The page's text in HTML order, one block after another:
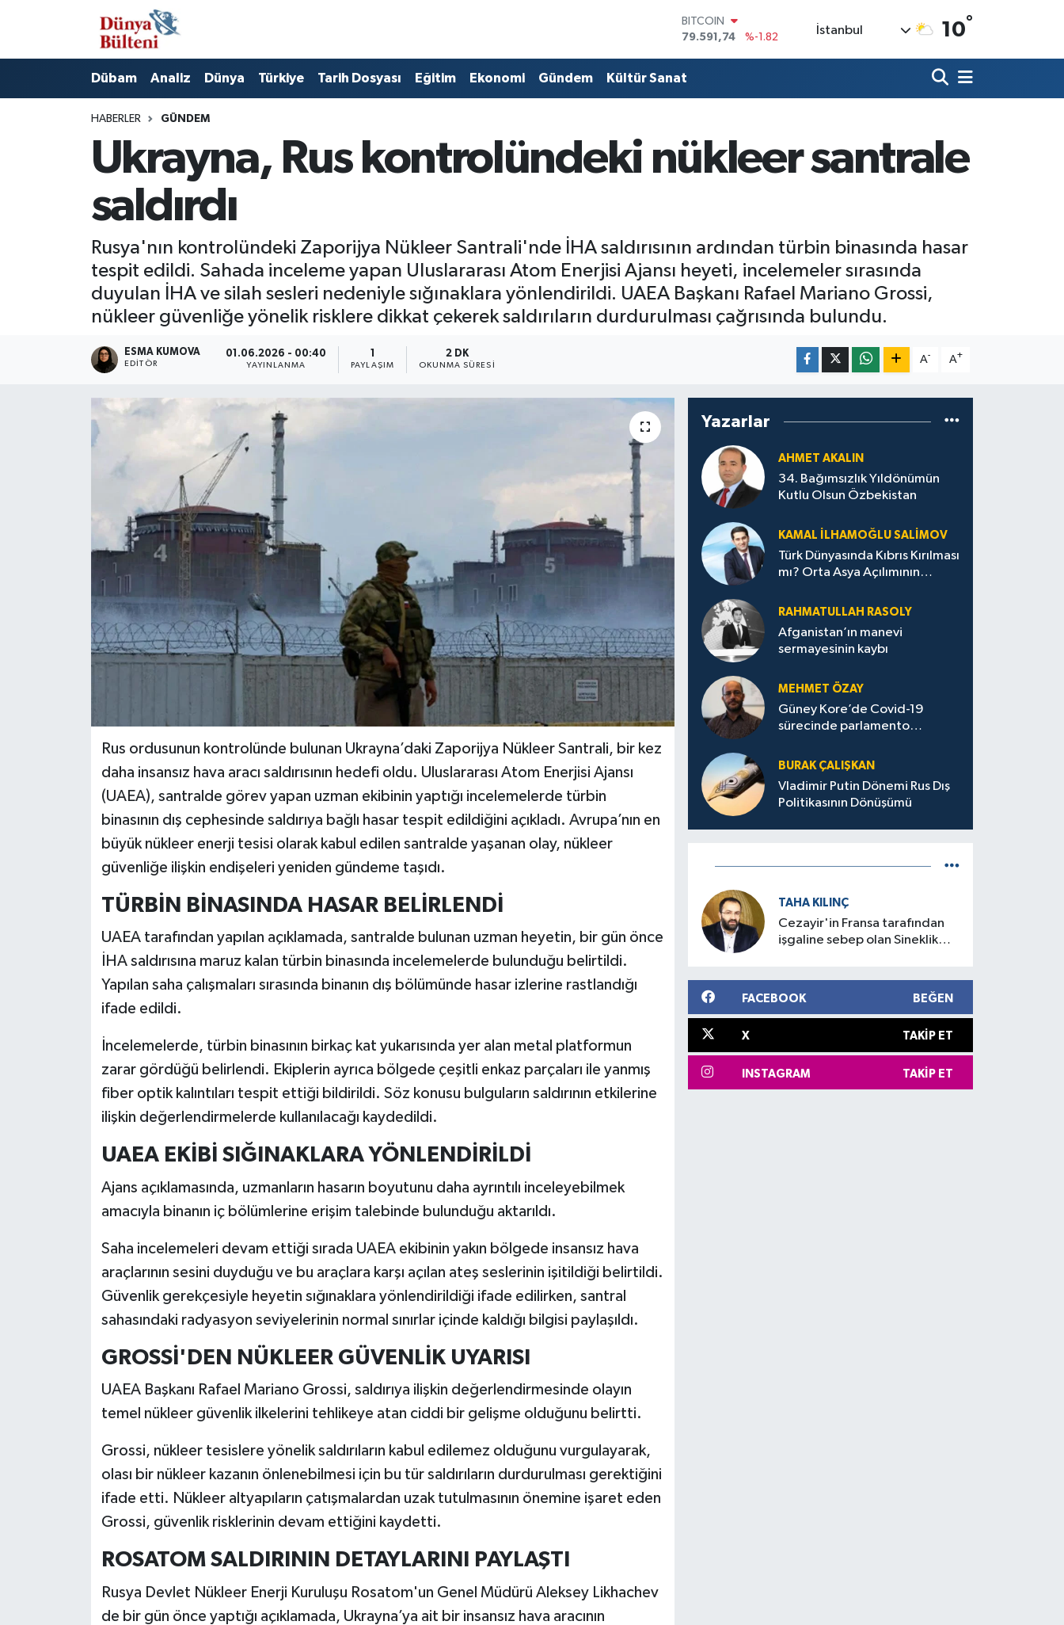
DOLAR
45,43620
%0.02
STERLİN
61,60380
%0.18
BİST100
14.598,00
%0
İstanbul 10°
Dübam Analiz Dünya Türkiye Tarih Dosyası Eğitim Ekonomi Gündem Kültür Sanat
HABERLER GÜNDEM
Ukrayna, Rus kontrolündeki nükleer santrale
saldırdı
Rusya'nın kontrolündeki Zaporijya Nükleer Santrali'nde İHA saldırısının ardından türbin binasında hasar
tespit edildi. Sahada inceleme yapan Uluslararası Atom Enerjisi Ajansı heyeti, incelemeler sırasında
duyulan İHA ve silah sesleri nedeniyle sığınaklara yönlendirildi. UAEA Başkanı Rafael Mariano Grossi,
nükleer güvenliğe yönelik risklere dikkat çekerek saldırıların durdurulması çağrısında bulundu.
ESMA KUMOVA
EDITÖR
01.06.2026 - 00:40
YAYINLANMA PAYLAŞIM
2 DK
OKUNMA SÜRESI
A- A+
Rus ordusunun kontrolünde bulunan Ukrayna’daki Zaporijya Nükleer Santrali, bir kez
daha insansız hava aracı saldırısının hedefi oldu. Uluslararası Atom Enerjisi Ajansı
(UAEA), santralde görev yapan uzman ekibinin yaptığı incelemelerde türbin
binasının dış cephesinde saldırıya bağlı hasar tespit edildiğini açıkladı. Avrupa’nın en
büyük nükleer enerji tesisi olarak kabul edilen santralde yaşanan olay, nükleer
güvenliğe ilişkin endişeleri yeniden gündeme taşıdı.
TÜRBİN BİNASINDA HASAR BELİRLENDİ
UAEA tarafından yapılan açıklamada, santralde bulunan uzman heyetin, bir gün önce
İHA saldırısına maruz kalan türbin binasında incelemelerde bulunduğu belirtildi.
Yapılan saha çalışmaları sırasında binanın dış bölümünde hasar izlerine rastlandığı
ifade edildi.
İncelemelerde, türbin binasının birkaç kat yukarısında yer alan metal platformun
zarar gördüğü belirlendi. Ekiplerin ayrıca bölgede çeşitli enkaz parçaları ile yanmış
fiber optik kalıntıları tespit ettiği bildirildi. Söz konusu bulguların saldırının etkilerine
ilişkin değerlendirmelerde kullanılacağı kaydedildi.
UAEA EKİBİ SIĞINAKLARA YÖNLENDİRİLDİ
Ajans açıklamasında, uzmanların hasarın boyutunu daha ayrıntılı inceleyebilmek
amacıyla binanın iç bölümlerine erişim talebinde bulunduğu aktarıldı.
Saha incelemeleri devam ettiği sırada UAEA ekibinin yakın bölgede insansız hava
araçlarının sesini duyduğu ve bu araçlara karşı açılan ateş seslerinin işitildiği belirtildi.
Güvenlik gerekçesiyle heyetin sığınaklara yönlendirildiği ifade edilirken, santral
sahasındaki radyasyon seviyelerinin normal sınırlar içinde kaldığı bilgisi paylaşıldı.
GROSSİ'DEN NÜKLEER GÜVENLİK UYARISI
UAEA Başkanı Rafael Mariano Grossi, saldırıya ilişkin değerlendirmesinde olayın
temel nükleer güvenlik ilkelerini tehlikeye atan ciddi bir gelişme olduğunu belirtti.
Grossi, nükleer tesislere yönelik saldırıların kabul edilemez olduğunu vurgulayarak,
olası bir nükleer kazanın önlenebilmesi için bu tür saldırıların durdurulması gerektiğini
ifade etti. Nükleer altyapıların çatışmalardan uzak tutulmasının önemine işaret eden
Grossi, güvenlik risklerinin devam ettiğini kaydetti.
ROSATOM SALDIRININ DETAYLARINI PAYLAŞTI
Rusya Devlet Nükleer Enerji Kuruluşu Rosatom'un Genel Müdürü Aleksey Likhachev
de bir gün önce yaptığı açıklamada, Ukrayna’ya ait bir insansız hava aracının
Yazarlar
AHMET AKALIN
34. Bağımsızlık Yıldönümün
Kutlu Olsun Özbekistan
KAMAL İLHAMOĞLU SALIMOV
Türk Dünyasında Kıbrıs Kırılması
mı? Orta Asya Açılımının
Yansımaları
RAHMATULLAH RASOLY
Afganistan’ın manevi
sermayesinin kaybı
MEHMET ÖZAY
Güney Kore’de Covid-19
sürecinde parlamento
BURAK ÇALIŞKAN
Vladimir Putin Dönemi Rus Dış
Politikasının Dönüşümü
TAHA KILINÇ
Cezayir'in Fransa tarafından
işgaline sebep olan Sineklik
FACEBOOK BEĞEN
X TAKIP ET
INSTAGRAM TAKIP ET
Nöbetçi Eczaneler
Hava Durumu
Namaz Vakitleri
Süper Lig Puan Durumu ve Fikstür
Tüm Manşetler
Son Dakika Haberleri